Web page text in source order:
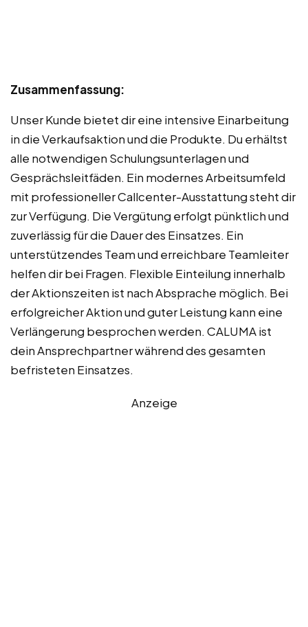
Zusammenfassung:
Unser Kunde bietet dir eine intensive Einarbeitung
in die Verkaufsaktion und die Produkte. Du erhältst
alle notwendigen Schulungsunterlagen und
Gesprächsleitfäden. Ein modernes Arbeitsumfeld
mit professioneller Callcenter-Ausstattung steht dir
zur Verfügung. Die Vergütung erfolgt pünktlich und
zuverlässig für die Dauer des Einsatzes. Ein
unterstützendes Team und erreichbare Teamleiter
helfen dir bei Fragen. Flexible Einteilung innerhalb
der Aktionszeiten ist nach Absprache möglich. Bei
erfolgreicher Aktion und guter Leistung kann eine
Verlängerung besprochen werden. CALUMA ist
dein Ansprechpartner während des gesamten
befristeten Einsatzes.
Anzeige